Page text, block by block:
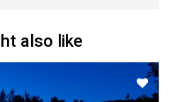
also like